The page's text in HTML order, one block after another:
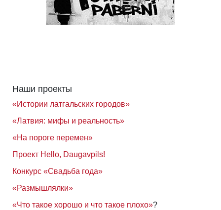
Наши проекты
«Истории латгальских городов»
«Латвия: мифы и реальность»
«На пороге перемен»
Проект Hello, Daugavpils!
Конкурс «Свадьба года»
«Размышлялки»
«Что такое хорошо и что такое плохо»?